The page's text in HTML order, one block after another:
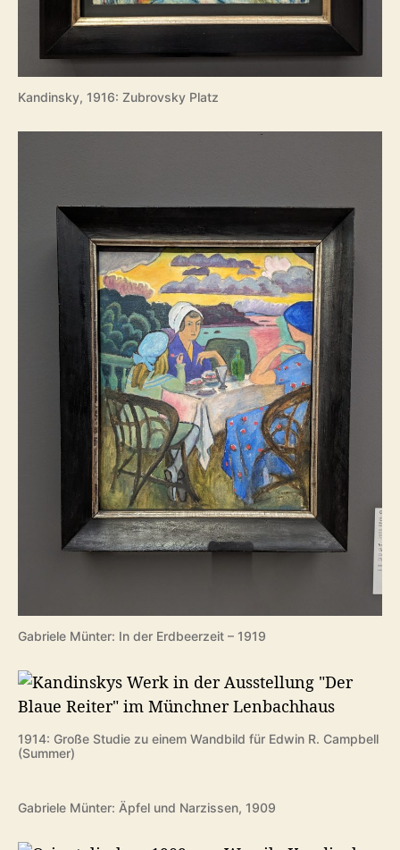
Kandinsky, 1916: Zubrovsky Platz
Gabriele Münter: In der Erdbeerzeit – 1919
1914: Große Studie zu einem Wandbild für Edwin R. Campbell
(Summer)
Gabriele Münter: Äpfel und Narzissen, 1909